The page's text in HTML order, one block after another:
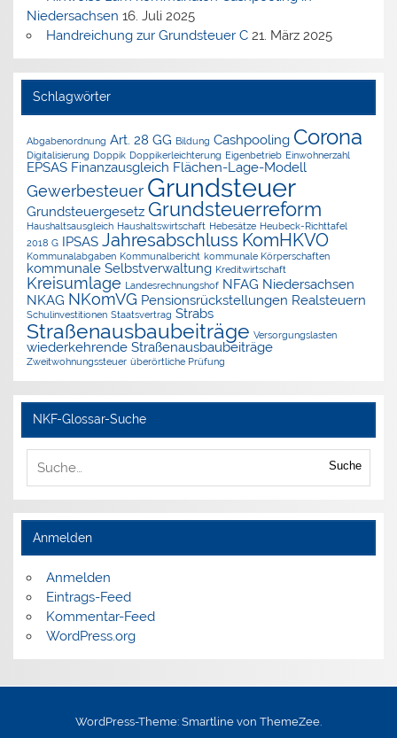
Niedersachsen 16. Juli 2025
Handreichung zur Grundsteuer C 21. März 2025
Schlagwörter
Abgabenordnung Art. 28 GG Bildung Cashpooling Corona
Digitalisierung Doppik Doppikerleichterung Eigenbetrieb Einwohnerzahl
EPSAS Finanzausgleich Flächen-Lage-Modell
Gewerbesteuer Grundsteuer
Grundsteuergesetz Grundsteuerreform
Haushaltsausgleich Haushaltswirtschaft Hebesätze Heubeck-Richttafel
2018 G IPSAS Jahresabschluss KomHKVO
Kommunalabgaben Kommunalbericht kommunale Körperschaften
kommunale Selbstverwaltung Kreditwirtschaft
Kreisumlage Landesrechnungshof NFAG Niedersachsen
NKAG NKomVG Pensionsrückstellungen Realsteuern
Schulinvestitionen Staatsvertrag Strabs
Straßenausbaubeiträge Versorgungslasten
wiederkehrende Straßenausbaubeiträge
Zweitwohnungssteuer überörtliche Prüfung
NKF-Glossar-Suche
Suche
Anmelden
Anmelden
Eintrags-Feed
Kommentar-Feed
WordPress.org
WordPress-Theme: Smartline von ThemeZee.